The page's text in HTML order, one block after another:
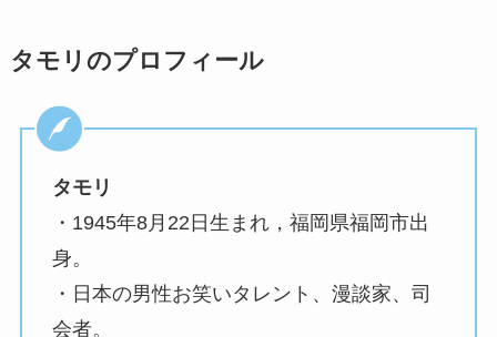
タモリのプロフィール
タモリ
・1945年8月22日生まれ，福岡県福岡市出
身。
・日本の男性お笑いタレント、漫談家、司
会者。